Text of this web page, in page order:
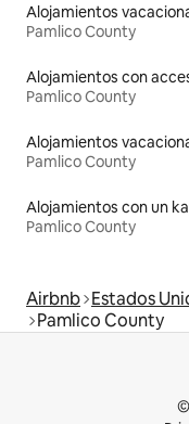
Pamlico County
Pamlico County
Pamlico County
Alojamientos con un
Pamlico County
Airbnb Estados
Pamlico County
©